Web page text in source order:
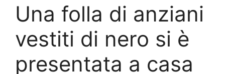
Una folla di anziani
vestiti di nero si è
presentata a casa